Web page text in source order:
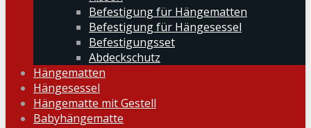
Befestigung für Hängematten
Befestigung für Hängesessel
Befestigungsset
Abdeckschutz
Hängematten
Hängesessel
Hängematte mit Gestell
Babyhängematte